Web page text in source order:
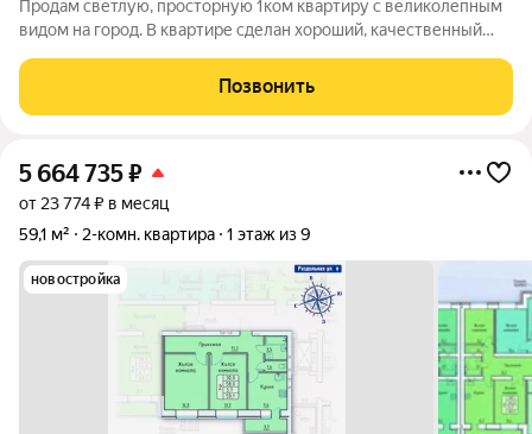
Продам светлую, просторную 1ком квартиру с великолепным
видом на город. В квартире сделан хороший, качественный
мебель остается в подарок, что позволяет сразу заехать и
жить с комфортом. На
Позвонить
5 664 735₽
от 23 774 ₽ в месяц
59,1 м²
2-комн. квартира 1 этаж из 9
новостройка